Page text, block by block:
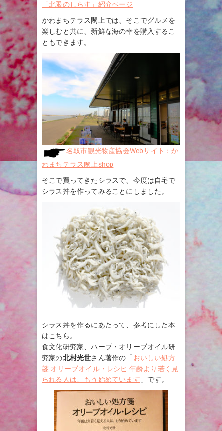
「北限のしらす」紹介ページ
かわまちテラス閖上では、そこでグルメを
楽しむと共に、新鮮な海の幸を購入するこ
ともできます。
名取市観光物産協会Webサイト：か
わまちテラス閖上shop
そこで買ってきたシラスで、今度は自宅で
シラス丼を作ってみることにしました。
シラス丼を作るにあたって、参考にした本
はこちら。
食文化研究家、ハーブ・オリーブオイル研
究家の北村光世さん著作の「 おいしい処方
箋 オリーブオイル・レシピ 年齢より若く見
られる人は、もう始めています 」です。